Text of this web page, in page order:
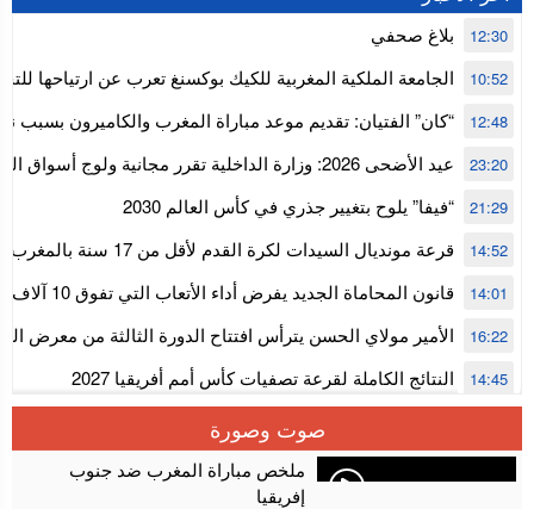
بلاغ صحفي 12:30
الجامعة الملكية المغربية للكيك بوكسنغ تعرب عن ارتياحها
للمجلس الأعلى للحسابات
10:52
“كان” الفتيان: تقديم موعد مباراة المغرب والكاميرون بسبب
إفريقيا
12:48
عيد الأضحى 2026: وزارة الداخلية تقرر مجانية ولوج
استنفار” لتنظيمها
23:20
“فيفا” يلوح بتغيير جذري في كأس العالم 2030 21:29
قرعة مونديال السيدات لكرة
المستوى الأول
14:52
قانون المحاماة الجديد يفرض أداء الأتعاب التي تفوق 10 آلاف درهم بالشيك 14:01
الأمير مولاي الحسن يترأس افتتاح الدورة الثالثة من معرض
الألعاب الإلكترونية
16:22
النتائج الكاملة لقرعة تصفيات كأس أمم أفريقيا 2027 14:45
سلا.. توقيف ثلاثة مروجين وحجز أكثر من 4300 قرص مخدر وكوكايين وإكستازي
أقراص مهلوسة داخل فضاء للشيشة تستنفر شرطة أكادير 12:48
صوت وصورة
ملخص مباراة المغرب ضد جنوب
إفريقيا